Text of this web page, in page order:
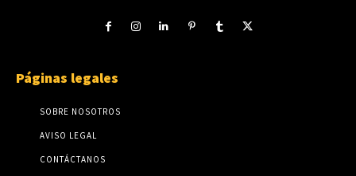
Páginas legales
SOBRE NOSOTROS
AVISO LEGAL
CONTÁCTANOS